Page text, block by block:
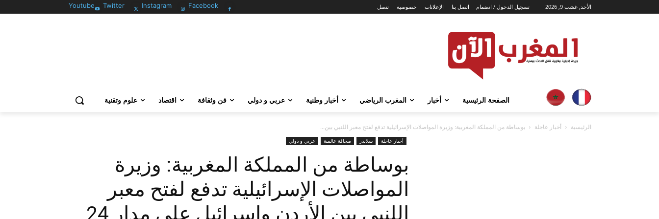
Facebook
Instagram
Twitter
Youtube الأحد, غشت 9, 2026 تسجيل الدخول / انضمام تنصل خصوصية الإعلانات اتصل بنا
الصفحة الرئيسية أخبار المغرب الرياضي أخبار وطنية عربي و دولي فن وثقافة اقتصاد علوم وتقنية
الرئيسية أخبار عاجلة بوساطة من المملكة المغربية: وزيرة المواصلات الإسرائيلية تدفع لفتح معبر اللنبي بين...
أخبار عاجلة سلايدر صحافة عالمية عربي و دولي
بوساطة من المملكة المغربية: وزيرة
المواصلات الإسرائيلية تدفع لفتح معبر
اللنبي بين الأردن وإسرائيل على مدار 24